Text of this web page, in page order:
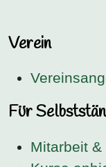
Verein
Für
Mitarbeit &